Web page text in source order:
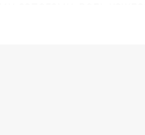
сапогами, ведь каждая
вашу женственность,